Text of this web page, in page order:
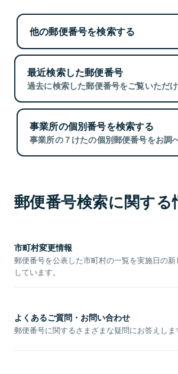
他の郵便番号を検索する
最近検索した郵便番号
過去に検索した郵便番号をご覧いただけ
事業所の個別番号を検索する
事業所の７けたの個別郵便番号をお調
郵便番号検索に関する
市町村変更情報
郵便番号を公表した市町村の一覧を実施日の
しています。
よくあるご質問・お問い合わせ
郵便番号に関するさまざまな疑問にお答えしま